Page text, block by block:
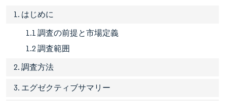
1. はじめに
1.1 調査の前提と市場定義
1.2 調査範囲
2. 調査方法
3. エグゼクティブサマリー